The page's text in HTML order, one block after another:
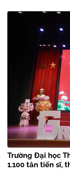
Trường Đại học
1.100 tân tiến sĩ,